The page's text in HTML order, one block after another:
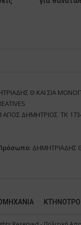
Θ ΚΑΙ ΣΙΑ
ΑΓΙΟΣ ΔΗΜΗΤΡΙΟΣ ΤΚ
Πρόσωπο: ΔΗΜΗΤΡΙΑΔΗΣ